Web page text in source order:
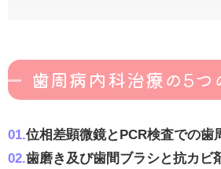
歯周病内科治療の5つ
01.位相差顕微鏡とPCR検査での歯
02.歯磨き及び歯間ブラシと抗カビ